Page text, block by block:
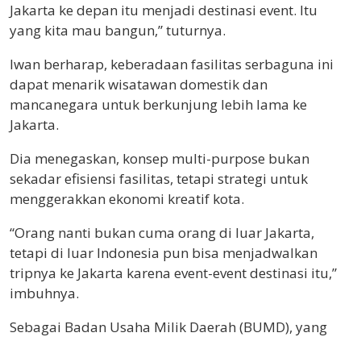
Jakarta ke depan itu menjadi destinasi event. Itu
yang kita mau bangun,” tuturnya.
Iwan berharap, keberadaan fasilitas serbaguna ini
dapat menarik wisatawan domestik dan
mancanegara untuk berkunjung lebih lama ke
Jakarta.
Dia menegaskan, konsep multi-purpose bukan
sekadar efisiensi fasilitas, tetapi strategi untuk
menggerakkan ekonomi kreatif kota.
“Orang nanti bukan cuma orang di luar Jakarta,
tetapi di luar Indonesia pun bisa menjadwalkan
tripnya ke Jakarta karena event-event destinasi itu,”
imbuhnya.
Sebagai Badan Usaha Milik Daerah (BUMD), yang